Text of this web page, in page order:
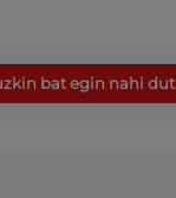
bat egin nahi dut